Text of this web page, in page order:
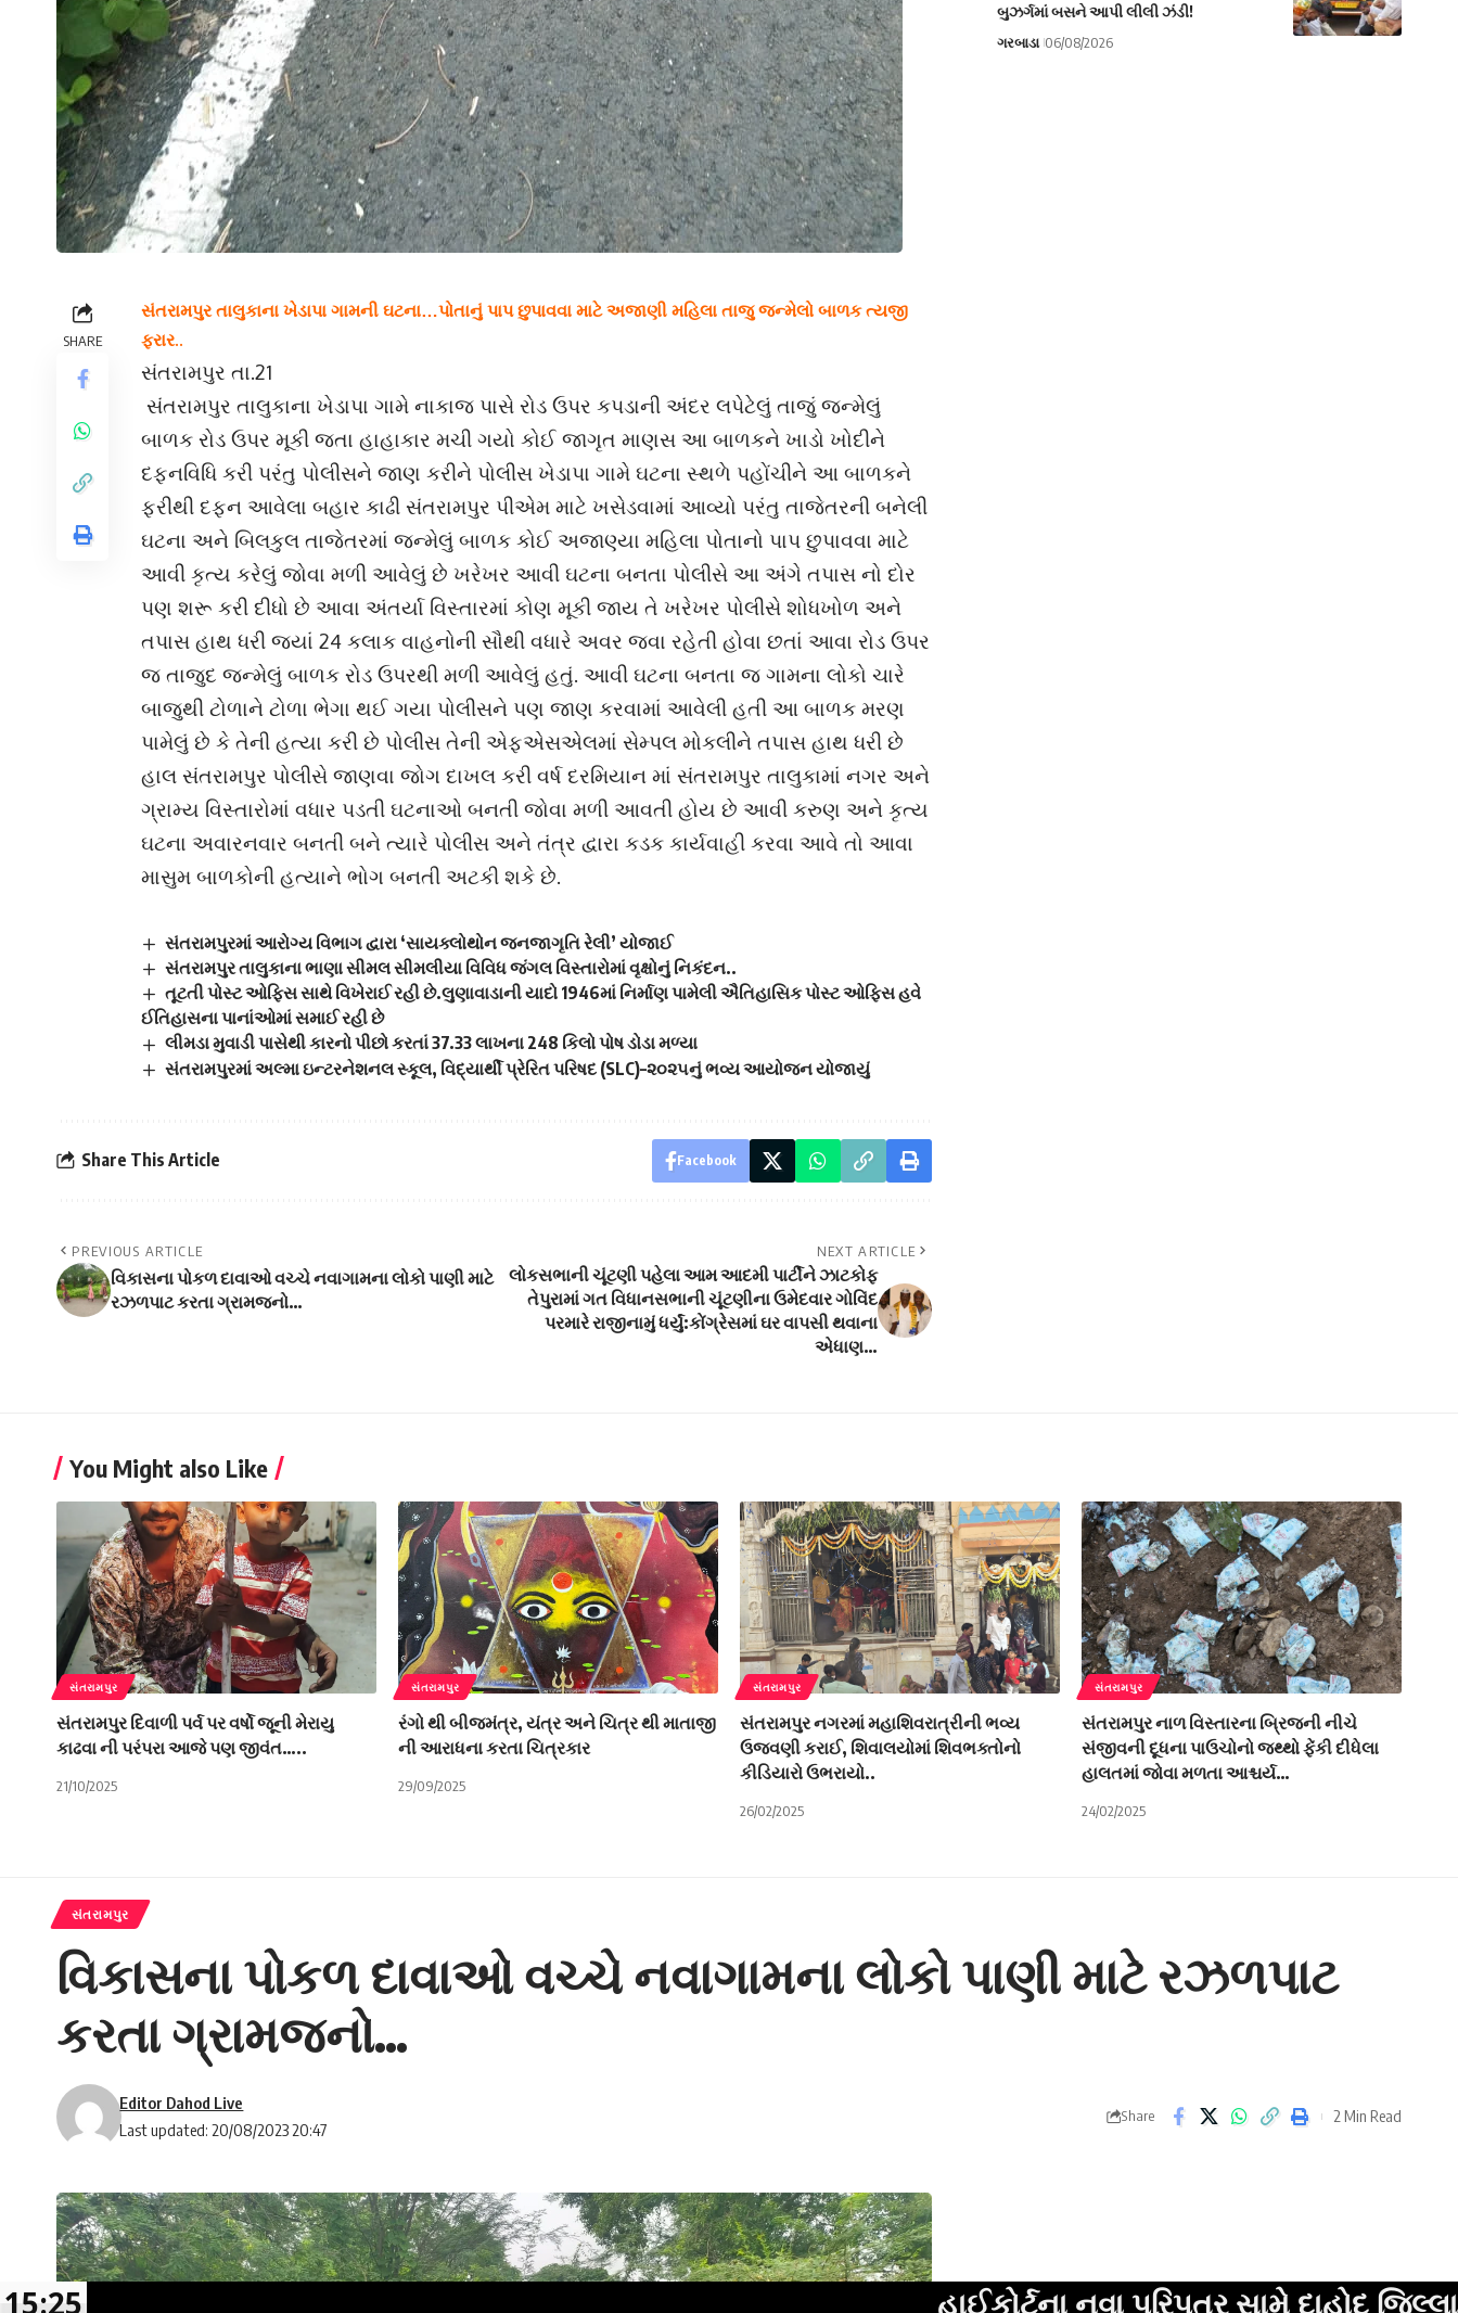
SHARE
સંતરામપુર તાલુકાના ખેડાપા ગામની ઘટના…પોતાનું પાપ છુપાવવા માટે અજાણી મહિલા તાજુ જન્મેલો બાળક ત્યજી
ફરાર..
સંતરામપુર તા.21
સંતરામપુર તાલુકાના ખેડાપા ગામે નાકાજ પાસે રોડ ઉપર કપડાની અંદર લપેટેલું તાજું જન્મેલું
બાળક રોડ ઉપર મૂકી જતા હાહાકાર મચી ગયો કોઈ જાગૃત માણસ આ બાળકને ખાડો ખોદીને
દફનવિધિ કરી પરંતુ પોલીસને જાણ કરીને પોલીસ ખેડાપા ગામે ઘટના સ્થળે પહોંચીને આ બાળકને
ફરીથી દફન આવેલા બહાર કાઢી સંતરામપુર પીએમ માટે ખસેડવામાં આવ્યો પરંતુ તાજેતરની બનેલી
ઘટના અને બિલકુલ તાજેતરમાં જન્મેલું બાળક કોઈ અજાણ્યા મહિલા પોતાનો પાપ છુપાવવા માટે
આવી કૃત્ય કરેલું જોવા મળી આવેલું છે ખરેખર આવી ઘટના બનતા પોલીસે આ અંગે તપાસ નો દોર
પણ શરૂ કરી દીધો છે આવા અંતર્યા વિસ્તારમાં કોણ મૂકી જાય તે ખરેખર પોલીસે શોધખોળ અને
તપાસ હાથ ધરી જ્યાં 24 કલાક વાહનોની સૌથી વધારે અવર જવા રહેતી હોવા છતાં આવા રોડ ઉપર
જ તાજુદ જન્મેલું બાળક રોડ ઉપરથી મળી આવેલું હતું. આવી ઘટના બનતા જ ગામના લોકો ચારે
બાજુથી ટોળાને ટોળા ભેગા થઈ ગયા પોલીસને પણ જાણ કરવામાં આવેલી હતી આ બાળક મરણ
પામેલું છે કે તેની હત્યા કરી છે પોલીસ તેની એફએસએલમાં સેમ્પલ મોકલીને તપાસ હાથ ધરી છે
હાલ સંતરામપુર પોલીસે જાણવા જોગ દાખલ કરી વર્ષ દરમિયાન માં સંતરામપુર તાલુકામાં નગર અને
ગ્રામ્ય વિસ્તારોમાં વધાર પડતી ઘટનાઓ બનતી જોવા મળી આવતી હોય છે આવી કરુણ અને કૃત્ય
ઘટના અવારનવાર બનતી બને ત્યારે પોલીસ અને તંત્ર દ્વારા કડક કાર્યવાહી કરવા આવે તો આવા
માસુમ બાળકોની હત્યાને ભોગ બનતી અટકી શકે છે.
સંતરામપુરમાં આરોગ્ય વિભાગ દ્વારા ‘સાયક્લોથોન જનજાગૃતિ રેલી’ યોજાઈ
સંતરામપુર તાલુકાના ભાણા સીમલ સીમલીયા વિવિધ જંગલ વિસ્તારોમાં વૃક્ષોનું નિકંદન..
તૂટતી પોસ્ટ ઓફિસ સાથે વિખેરાઈ રહી છે.લુણાવાડાની યાદો 1946માં નિર્માણ પામેલી ઐતિહાસિક પોસ્ટ ઓફિસ હવે
ઈતિહાસના પાનાંઓમાં સમાઈ રહી છે
લીમડા મુવાડી પાસેથી કારનો પીછો કરતાં 37.33 લાખના 248 કિલો પોષ ડોડા મળ્યા
સંતરામપુરમાં અલ્મા ઇન્ટરનેશનલ સ્કૂલ, વિદ્યાર્થી પ્રેરિત પરિષદ (SLC)–૨૦૨૫નું ભવ્ય આયોજન યોજાયું
Share This Article Facebook
PREVIOUS ARTICLE
વિકાસના પોકળ દાવાઓ વચ્ચે નવાગામના લોકો પાણી માટે
રઝળપાટ કરતા ગ્રામજનો…
NEXT ARTICLE
લોકસભાની ચૂંટણી પહેલા આમ આદમી પાર્ટીને ઝાટકોફ
તેપુરામાં ગત વિધાનસભાની ચૂંટણીના ઉમેદવાર ગોવિંદ
પરમારે રાજીનામું ધર્યું:કોંગ્રેસમાં ઘર વાપસી થવાના
એધાણ…
બુઝર્ગમાં બસને આપી લીલી ઝંડી!
ગરબાડા 06/08/2026
You Might also Like
સંતરામપુર
સંતરામપુર દિવાળી પર્વ પર વર્ષો જૂની મેરાયુ
કાઢવા ની પરંપરા આજે પણ જીવંત…..
21/10/2025
સંતરામપુર
રંગો થી બીજમંત્ર, યંત્ર અને ચિત્ર થી માતાજી
ની આરાધના કરતા ચિત્રકાર
29/09/2025
સંતરામપુર
સંતરામપુર નગરમાં મહાશિવરાત્રીની ભવ્ય
ઉજવણી કરાઈ, શિવાલયોમાં શિવભક્તોનો
કીડિયારો ઉભરાયો..
26/02/2025
સંતરામપુર
સંતરામપુર નાળ વિસ્તારના બ્રિજની નીચે
સંજીવની દૂધના પાઉચોનો જથ્થો ફેંકી દીધેલા
હાલતમાં જોવા મળતા આશ્ચર્ય…
24/02/2025
સંતરામપુર
વિકાસના પોકળ દાવાઓ વચ્ચે નવાગામના લોકો પાણી માટે રઝળપાટ
કરતા ગ્રામજનો…
Last updated: 20/08/2023 20:47
Editor Dahod Live
Share 2 Min Read
હાઈકોર્ટના નવા પરિપત્ર સામે દાહોદ જિલ્લા વકીલ
15:25